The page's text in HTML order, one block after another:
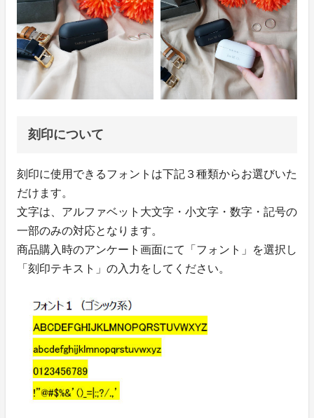
刻印について
刻印に使用できるフォントは下記３種類からお選びいた
だけます。
文字は、アルファベット大文字・小文字・数字・記号の
一部のみの対応となります。
商品購入時のアンケート画面にて「フォント」を選択し
「刻印テキスト」の入力をしてください。